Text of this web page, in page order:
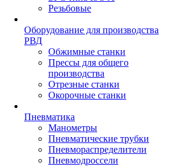
Резьбовые
Оборудование для производства
РВД
Обжимные станки
Прессы для общего
производства
Отрезные станки
Окорочные станки
Пневматика
Манометры
Пневматические трубки
Пневмораспределители
Пневмодроссели